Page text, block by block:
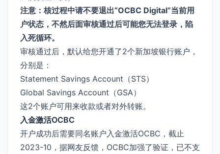
注意：核过程中请不要退出“OCBC Digital”当前用
户状态，不然后面审核通过后可能您无法登录，陷
入死循环。
审核通过后，默认给您开通了2个新加坡银行账户，
分别是：
Statement Savings Account（STS）
Global Savings Account（GSA）
这2个账户可用来收款或者对外转账。
入金激活OCBC
开户成功后需要同名账户入金激活OCBC，截止
2023-10，据网友反馈，OCBC加强了验证，已不支